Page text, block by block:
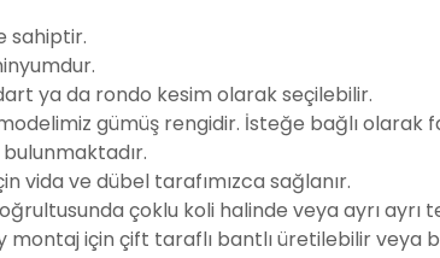
sahiptir.
ya da rondo kesim olarak seçilebilir.
gümüş rengidir. İsteğe bağlı olarak
vida ve dübel tarafımızca sağlanır.
çoklu koli halinde veya ayrı ayrı
montaj için çift taraflı bantlı üretilebilir veya